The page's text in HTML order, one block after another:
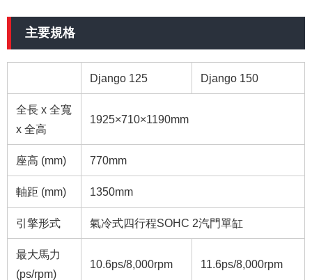
主要規格
Django 125 Django 150
全長 x 全寬
x 全高
1925×710×1190mm
座高 (mm) 770mm
軸距 (mm) 1350mm
引擎形式 氣冷式四行程SOHC 2汽門單缸
最大馬力
(ps/rpm)
10.6ps/8,000rpm 11.6ps/8,000rpm